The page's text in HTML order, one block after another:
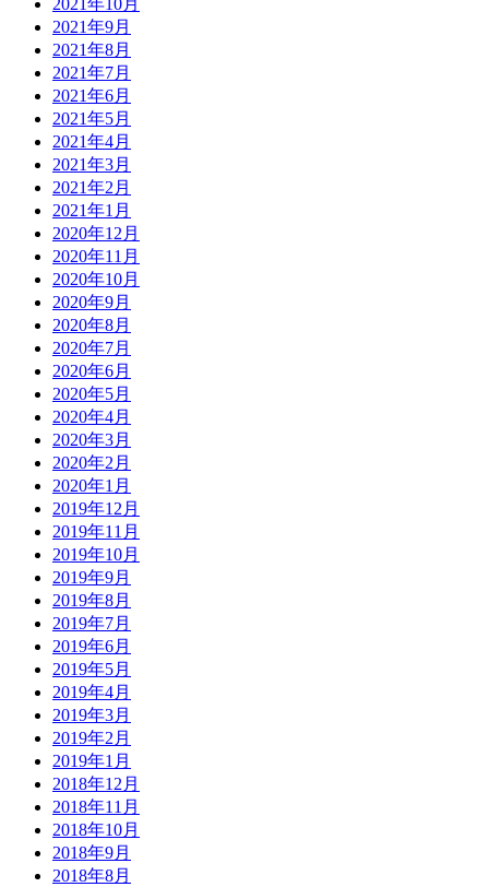
2021年10月
2021年9月
2021年8月
2021年7月
2021年6月
2021年5月
2021年4月
2021年3月
2021年2月
2021年1月
2020年12月
2020年11月
2020年10月
2020年9月
2020年8月
2020年7月
2020年6月
2020年5月
2020年4月
2020年3月
2020年2月
2020年1月
2019年12月
2019年11月
2019年10月
2019年9月
2019年8月
2019年7月
2019年6月
2019年5月
2019年4月
2019年3月
2019年2月
2019年1月
2018年12月
2018年11月
2018年10月
2018年9月
2018年8月